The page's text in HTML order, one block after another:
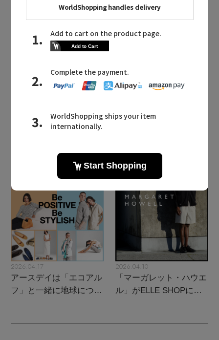
MAX80%OFF！ FINAL
2026.05.26
ター」に注目
2026.04.17
アースデイは「エコアル
フ」と一緒に地球につい
2026.04.10
「マーガレット・ハウエ
ル」がELLE SHOPにカ